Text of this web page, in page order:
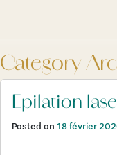
Category
Epilation
Posted on 18 février